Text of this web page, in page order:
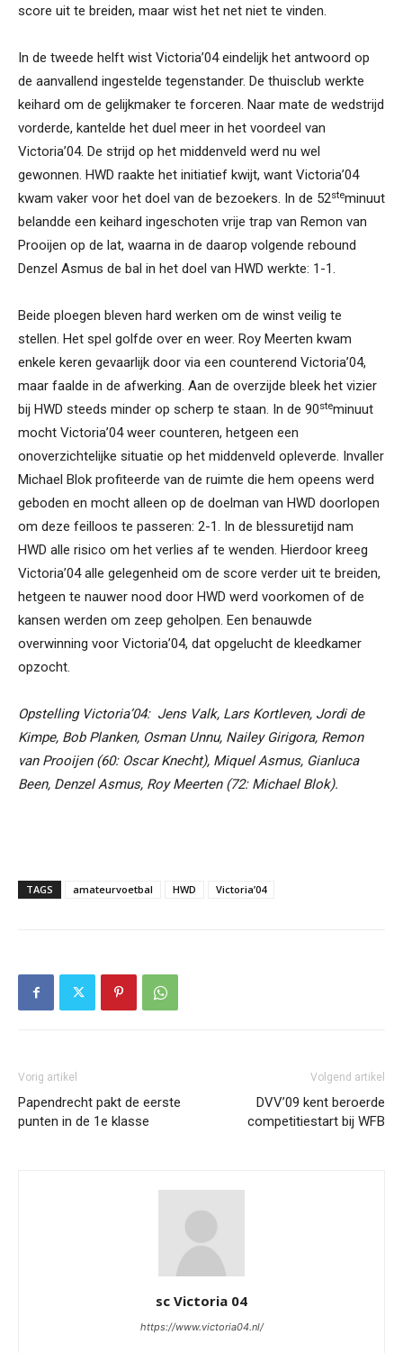
score uit te breiden, maar wist het net niet te vinden.
In de tweede helft wist Victoria’04 eindelijk het antwoord op
de aanvallend ingestelde tegenstander. De thuisclub werkte
keihard om de gelijkmaker te forceren. Naar mate de wedstrijd
vorderde, kantelde het duel meer in het voordeel van
Victoria’04. De strijd op het middenveld werd nu wel
gewonnen. HWD raakte het initiatief kwijt, want Victoria’04
kwam vaker voor het doel van de bezoekers. In de 52steminuut
belandde een keihard ingeschoten vrije trap van Remon van
Prooijen op de lat, waarna in de daarop volgende rebound
Denzel Asmus de bal in het doel van HWD werkte: 1-1.
Beide ploegen bleven hard werken om de winst veilig te
stellen. Het spel golfde over en weer. Roy Meerten kwam
enkele keren gevaarlijk door via een counterend Victoria’04,
maar faalde in de afwerking. Aan de overzijde bleek het vizier
bij HWD steeds minder op scherp te staan. In de 90steminuut
mocht Victoria’04 weer counteren, hetgeen een
onoverzichtelijke situatie op het middenveld opleverde. Invaller
Michael Blok profiteerde van de ruimte die hem opeens werd
geboden en mocht alleen op de doelman van HWD doorlopen
om deze feilloos te passeren: 2-1. In de blessuretijd nam
HWD alle risico om het verlies af te wenden. Hierdoor kreeg
Victoria’04 alle gelegenheid om de score verder uit te breiden,
hetgeen te nauwer nood door HWD werd voorkomen of de
kansen werden om zeep geholpen. Een benauwde
overwinning voor Victoria’04, dat opgelucht de kleedkamer
opzocht.
Opstelling Victoria’04: Jens Valk, Lars Kortleven, Jordi de
Kimpe, Bob Planken, Osman Unnu, Nailey Girigora, Remon
van Prooijen (60: Oscar Knecht), Miquel Asmus, Gianluca
Been, Denzel Asmus, Roy Meerten (72: Michael Blok).
TAGS amateurvoetbal HWD Victoria’04
Vorig artikel
Papendrecht pakt de eerste
punten in de 1e klasse
Volgend artikel
DVV’09 kent beroerde
competitiestart bij WFB
sc Victoria 04
https://www.victoria04.nl/